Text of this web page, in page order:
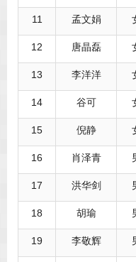
11 孟文娟
12 唐晶磊
13 李洋洋
14 谷可
15 倪静
16 肖泽青
17 洪华剑
18 胡瑜
19 李敬辉